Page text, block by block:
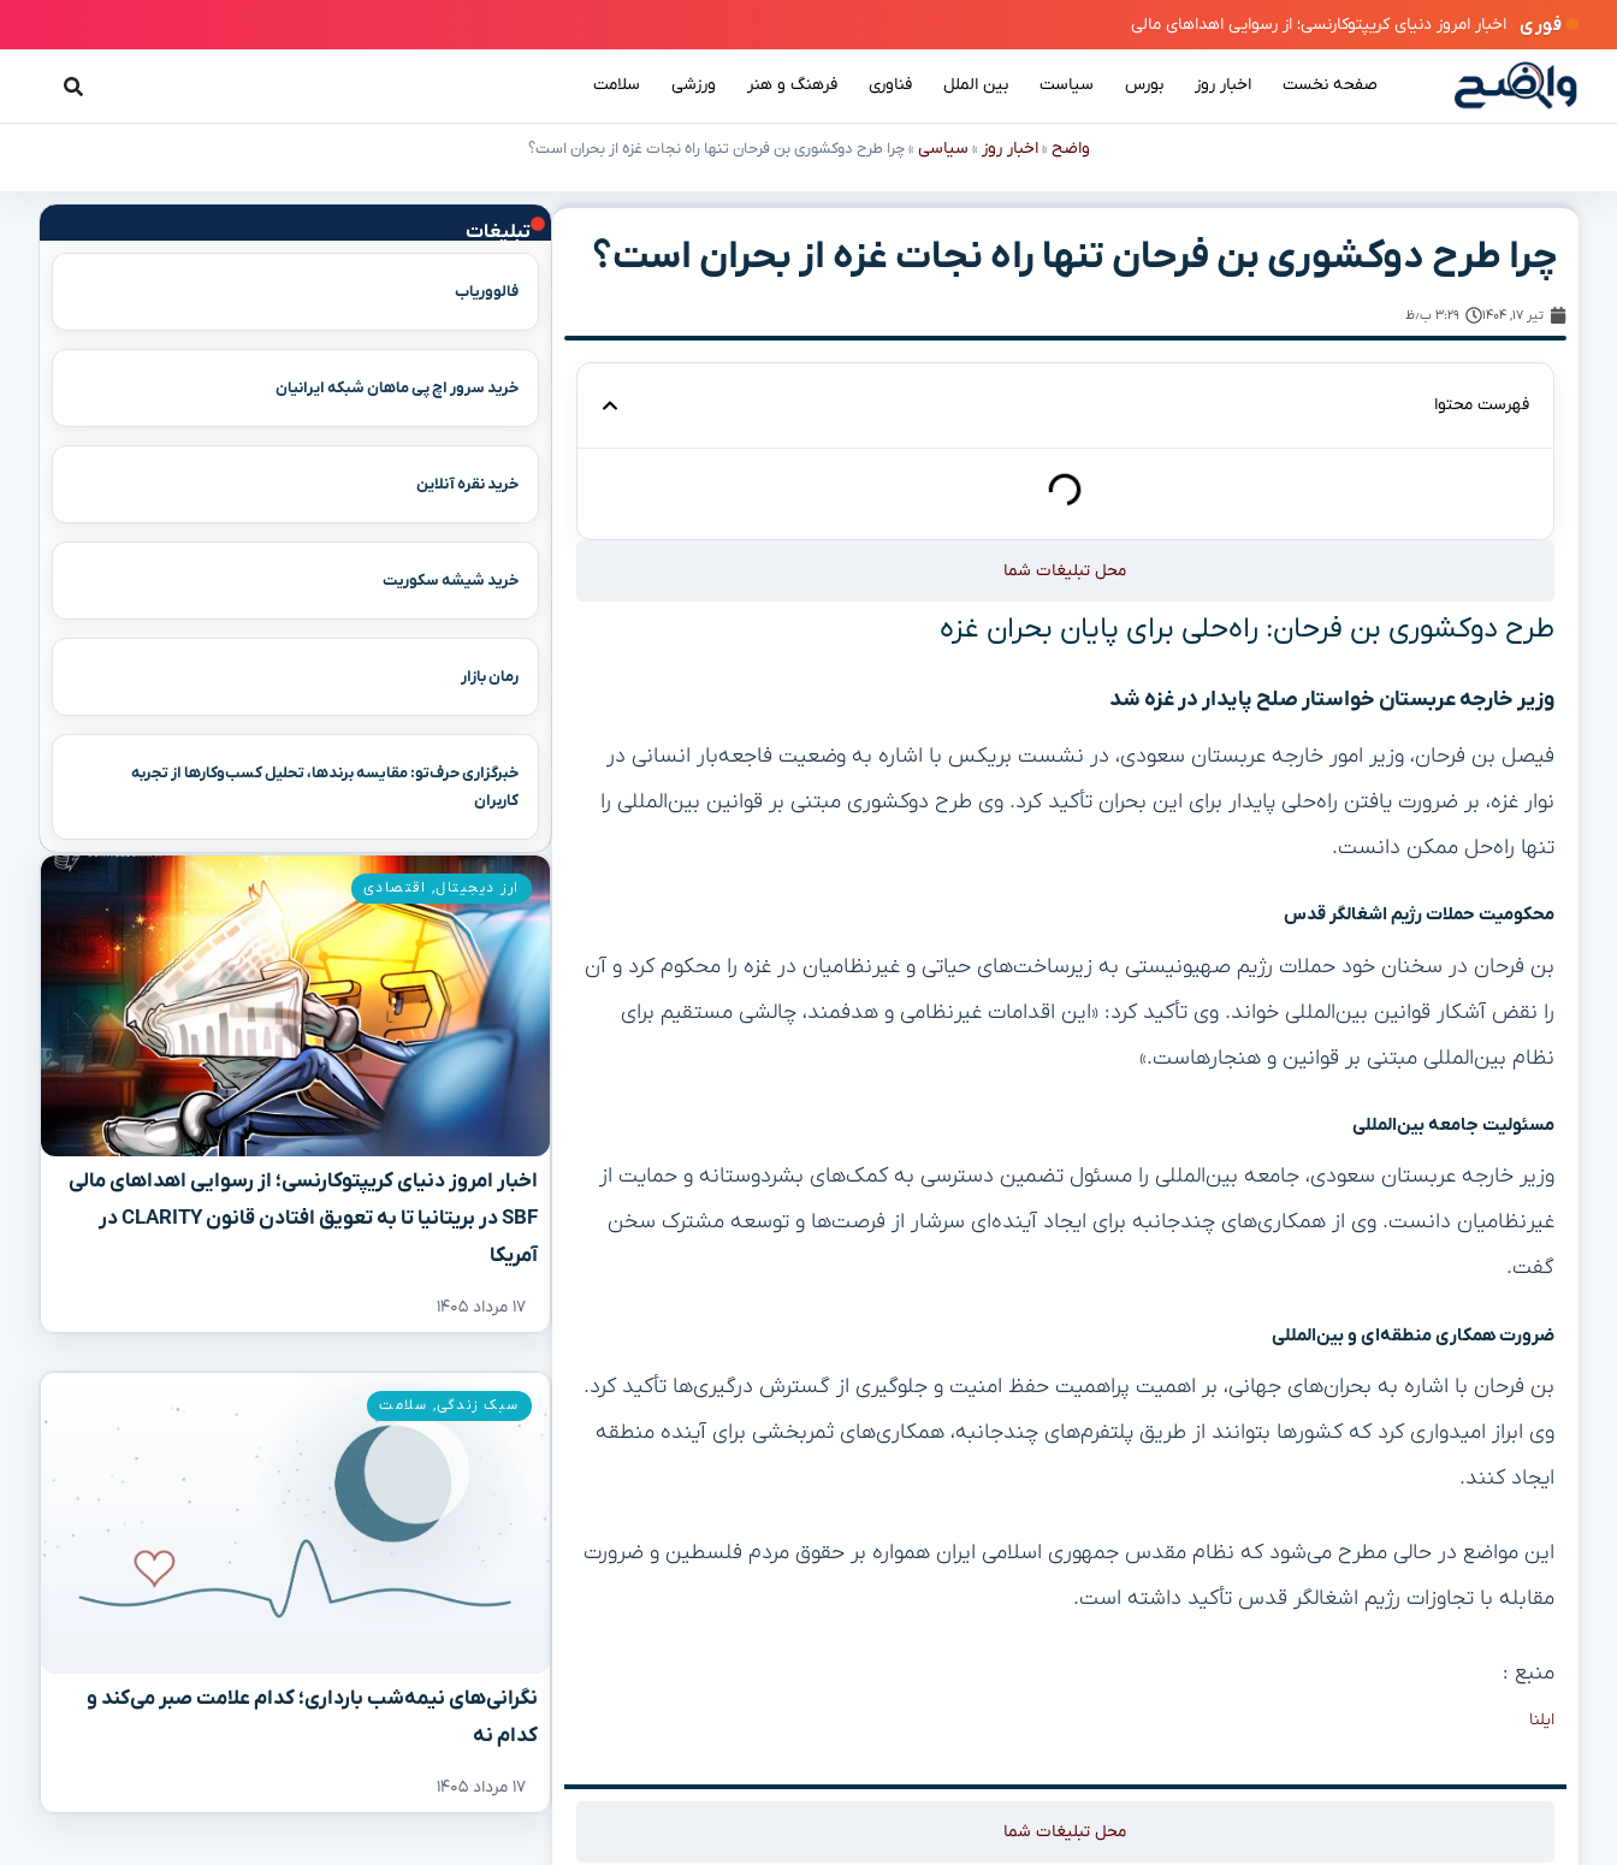
فوری
صفحه نخست اخبار روز بورس سیاست بین الملل فناوری فرهنگ و هنر ورزشی سلامت
واضح »اخبار روز » سیاسی »چرا طرح دوکشوری بن فرحان تنها راه نجات غزه از بحران است؟
تبلیغات
فالووریاب
خرید سرور اچ پی ماهان شبکه ایرانیان
خرید نقره آنلاین
خرید شیشه سکوریت
رمان بازار
خبرگزاری حرف‌تو: مقایسه برندها، تحلیل کسب‌وکارها از تجربه
کاربران
اخبار امروز دنیای کریپتوکارنسی؛ از رسوایی اهداهای مالی
SBF در بریتانیا تا به تعویق افتادن قانون CLARITY در
آمریکا
۱۷ مرداد ۱۴۰۵
ارز دیجیتال, اقتصادی
نگرانی‌های نیمه‌شب بارداری؛ کدام علامت صبر می‌کند و
کدام نه
۱۷ مرداد ۱۴۰۵
سبک زندگی, سلامت
چرا طرح دوکشوری بن فرحان تنها راه نجات غزه از بحران است؟
تیر ۱۷, ۱۴۰۴ ۳:۲۹ ب٫ظ
فهرست محتوا
محل تبلیغات شما
طرح دوکشوری بن فرحان: راه‌حلی برای پایان بحران غزه
وزیر خارجه عربستان خواستار صلح پایدار در غزه شد
فیصل بن فرحان، وزیر امور خارجه عربستان سعودی، در نشست بریکس با اشاره به وضعیت فاجعه‌بار انسانی در
نوار غزه، بر ضرورت یافتن راه‌حلی پایدار برای این بحران تأکید کرد. وی طرح دوکشوری مبتنی بر قوانین بین‌المللی را
تنها راه‌حل ممکن دانست.
محکومیت حملات رژیم اشغالگر قدس
بن فرحان در سخنان خود حملات رژیم صهیونیستی به زیرساخت‌های حیاتی و غیرنظامیان در غزه را محکوم کرد و آن
را نقض آشکار قوانین بین‌المللی خواند. وی تأکید کرد: «این اقدامات غیرنظامی و هدفمند، چالشی مستقیم برای
نظام بین‌المللی مبتنی بر قوانین و هنجارهاست.»
مسئولیت جامعه بین‌المللی
وزیر خارجه عربستان سعودی، جامعه بین‌المللی را مسئول تضمین دسترسی به کمک‌های بشردوستانه و حمایت از
غیرنظامیان دانست. وی از همکاری‌های چندجانبه برای ایجاد آینده‌ای سرشار از فرصت‌ها و توسعه مشترک سخن
گفت.
ضرورت همکاری منطقه‌ای و بین‌المللی
بن فرحان با اشاره به بحران‌های جهانی، بر اهمیت پراهمیت حفظ امنیت و جلوگیری از گسترش درگیری‌ها تأکید کرد.
وی ابراز امیدواری کرد که کشورها بتوانند از طریق پلتفرم‌های چندجانبه، همکاری‌های ثمربخشی برای آینده منطقه
ایجاد کنند.
این مواضع در حالی مطرح می‌شود که نظام مقدس جمهوری اسلامی ایران همواره بر حقوق مردم فلسطین و ضرورت
مقابله با تجاوزات رژیم اشغالگر قدس تأکید داشته است.
منبع :
ایلنا
محل تبلیغات شما